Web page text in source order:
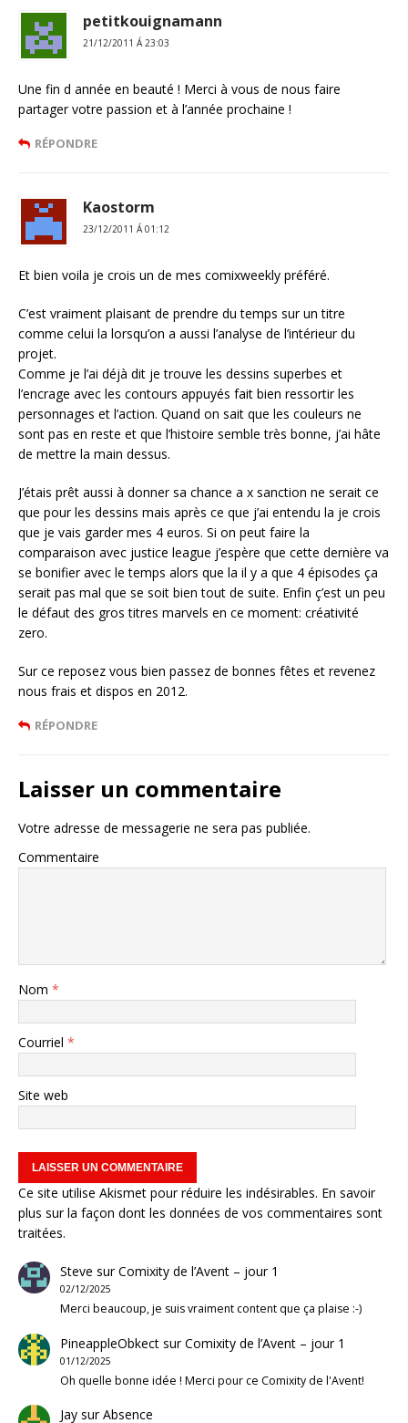
petitkouignamann
21/12/2011 Á 23:03
Une fin d année en beauté ! Merci à vous de nous faire
partager votre passion et à l’année prochaine !
RÉPONDRE
Kaostorm
23/12/2011 Á 01:12
Et bien voila je crois un de mes comixweekly préféré.
C’est vraiment plaisant de prendre du temps sur un titre
comme celui la lorsqu’on a aussi l’analyse de l’intérieur du
projet.
Comme je l’ai déjà dit je trouve les dessins superbes et
l’encrage avec les contours appuyés fait bien ressortir les
personnages et l’action. Quand on sait que les couleurs ne
sont pas en reste et que l’histoire semble très bonne, j’ai hâte
de mettre la main dessus.
J’étais prêt aussi à donner sa chance a x sanction ne serait ce
que pour les dessins mais après ce que j’ai entendu la je crois
que je vais garder mes 4 euros. Si on peut faire la
comparaison avec justice league j’espère que cette dernière va
se bonifier avec le temps alors que la il y a que 4 épisodes ça
serait pas mal que se soit bien tout de suite. Enfin ç’est un peu
le défaut des gros titres marvels en ce moment: créativité
zero.
Sur ce reposez vous bien passez de bonnes fêtes et revenez
nous frais et dispos en 2012.
RÉPONDRE
Laisser un commentaire
Votre adresse de messagerie ne sera pas publiée.
Commentaire
Nom *
Courriel *
Site web
Ce site utilise Akismet pour réduire les indésirables. En savoir
plus sur la façon dont les données de vos commentaires sont
traitées.
Steve surComixity de l’Avent – jour 1
02/12/2025
Merci beaucoup, je suis vraiment content que ça plaise :-)
PineappleObkectsurComixity de l’Avent – jour 1
01/12/2025
Oh quelle bonne idée ! Merci pour ce Comixity de l'Avent!
JaysurAbsence